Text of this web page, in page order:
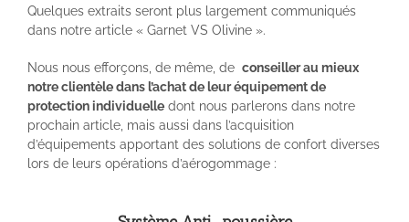
Quelques extraits seront plus largement communiqués
dans notre article « Garnet VS Olivine ».
Nous nous efforçons, de même, de conseiller au mieux
notre clientèle dans l’achat de leur équipement de
protection individuelle dont nous parlerons dans notre
prochain article, mais aussi dans l’acquisition
d’équipements apportant des solutions de confort diverses
lors de leurs opérations d’aérogommage :